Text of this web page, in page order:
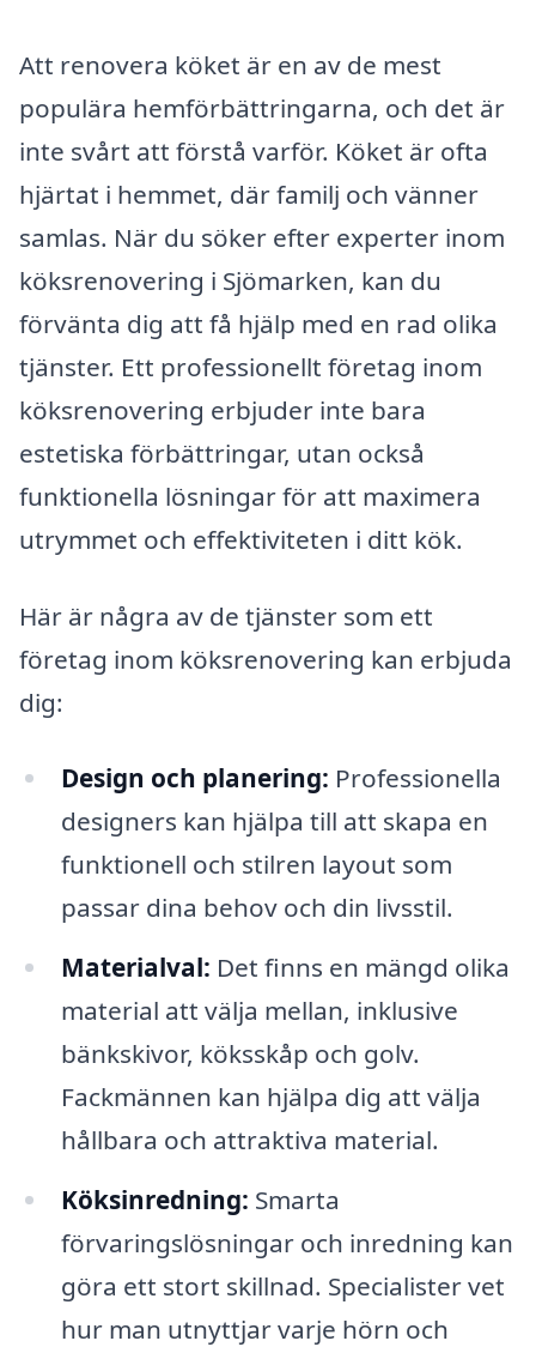
Att renovera köket är en av de mest
populära hemförbättringarna, och det är
inte svårt att förstå varför. Köket är ofta
hjärtat i hemmet, där familj och vänner
samlas. När du söker efter experter inom
köksrenovering i Sjömarken, kan du
förvänta dig att få hjälp med en rad olika
tjänster. Ett professionellt företag inom
köksrenovering erbjuder inte bara
estetiska förbättringar, utan också
funktionella lösningar för att maximera
utrymmet och effektiviteten i ditt kök.
Här är några av de tjänster som ett
företag inom köksrenovering kan erbjuda
dig:
Design och planering: Professionella
designers kan hjälpa till att skapa en
funktionell och stilren layout som
passar dina behov och din livsstil.
Materialval: Det finns en mängd olika
material att välja mellan, inklusive
bänkskivor, köksskåp och golv.
Fackmännen kan hjälpa dig att välja
hållbara och attraktiva material.
Köksinredning: Smarta
förvaringslösningar och inredning kan
göra ett stort skillnad. Specialister vet
hur man utnyttjar varje hörn och